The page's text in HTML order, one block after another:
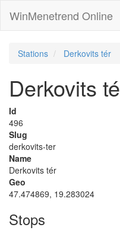
WinMenetrend Online
Stations Derkovits tér
Derkovits
Id
496
Slug
derkovits-ter
Name
Derkovits tér
Geo
47.474869, 19.283024
Stops